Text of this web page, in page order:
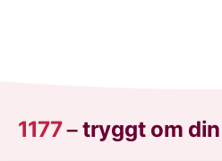
1177–tryggt om